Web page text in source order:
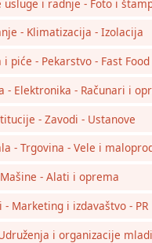
usluge i radnje - Foto i
- Klimatizacija - Izolacija
i piće - Pekarstvo - Fast Food
- Elektronika - Računari i
- Zavodi - Ustanove
- Trgovina - Vele i
Mašine - Alati i oprema
- Marketing i izdavaštvo - PR
i organizacije